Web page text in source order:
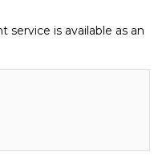
is available as an